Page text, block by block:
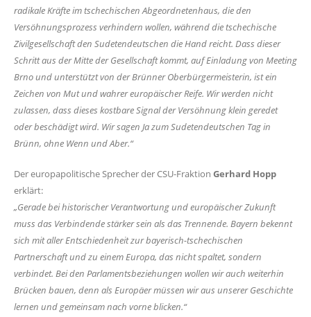
radikale Kräfte im tschechischen Abgeordnetenhaus, die den
Versöhnungsprozess verhindern wollen, während die tschechische
Zivilgesellschaft den Sudetendeutschen die Hand reicht. Dass dieser
Schritt aus der Mitte der Gesellschaft kommt, auf Einladung von Meeting
Brno und unterstützt von der Brünner Oberbürgermeisterin, ist ein
Zeichen von Mut und wahrer europäischer Reife. Wir werden nicht
zulassen, dass dieses kostbare Signal der Versöhnung klein geredet
oder beschädigt wird. Wir sagen Ja zum Sudetendeutschen Tag in
Brünn, ohne Wenn und Aber.“
Der europapolitische Sprecher der CSU-Fraktion Gerhard Hopp
erklärt:
Gerade bei historischer Verantwortung und europäischer Zukunft
muss das Verbindende stärker sein als das Trennende. Bayern bekennt
sich mit aller Entschiedenheit zur bayerisch-tschechischen
Partnerschaft und zu einem Europa, das nicht spaltet, sondern
verbindet. Bei den Parlamentsbeziehungen wollen wir auch weiterhin
Brücken bauen, denn als Europäer müssen wir aus unserer Geschichte
lernen und gemeinsam nach vorne blicken.“